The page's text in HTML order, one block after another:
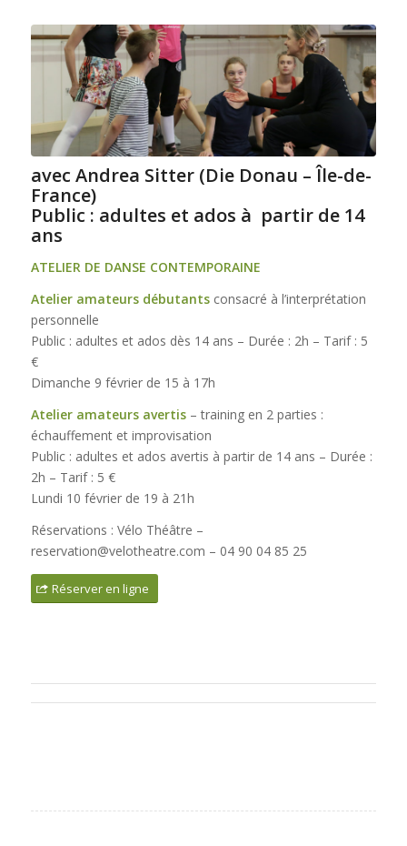
avec Andrea Sitter (Die Donau – Île-de-
France)
Public : adultes et ados à partir de 14
ans
ATELIER DE DANSE CONTEMPORAINE
Atelier amateurs débutants consacré à l’interprétation
personnelle
Public : adultes et ados dès 14 ans – Durée : 2h – Tarif : 5
€
Dimanche 9 février de 15 à 17h
Atelier amateurs avertis – training en 2 parties :
échauffement et improvisation
Public : adultes et ados avertis à partir de 14 ans – Durée :
2h – Tarif : 5 €
Lundi 10 février de 19 à 21h
Réservations : Vélo Théâtre –
reservation@velotheatre.com – 04 90 04 85 25
Réserver en ligne